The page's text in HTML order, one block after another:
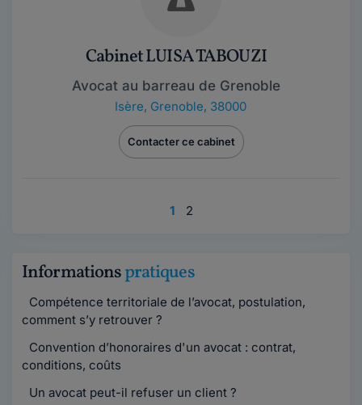
Cabinet LUISA TABOUZI
Avocat au barreau de Grenoble
Isère, Grenoble, 38000
Contacter ce cabinet
1 2
Informationspratiques
Compétence territoriale de l’avocat, postulation,
comment s’y retrouver ?
Convention d’honoraires d'un avocat : contrat,
conditions, coûts
Un avocat peut-il refuser un client ?